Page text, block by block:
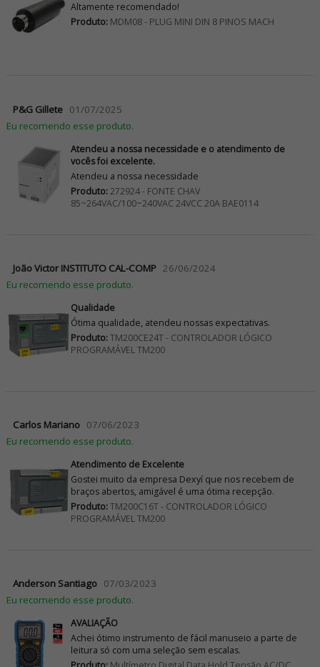
Altamente recomendado!
Produto:MDM08 - PLUG MINI DIN 8 PINOS MACH
P&G Gillete 01/07/2025
Eu recomendo esse produto.
Atendeu a nossa necessidade e o atendimento de
vocês foi excelente.
Atendeu a nossa necessidade
Produto:272924 - FONTE CHAV
85~264VAC/100~240VAC 24VCC 20A BAE0114
João Victor INSTITUTO CAL-COMP 26/06/2024
Eu recomendo esse produto.
Qualidade
Ótima qualidade, atendeu nossas expectativas.
Produto:TM200CE24T - CONTROLADOR LÓGICO
PROGRAMÁVEL TM200
Carlos Mariano 07/06/2023
Eu recomendo esse produto.
Atendimento de Excelente
Gostei muito da empresa Dexyí que nos recebem de
braços abertos, amigável é uma ótima recepção.
Produto:TM200C16T - CONTROLADOR LÓGICO
PROGRAMÁVEL TM200
Anderson Santiago 07/03/2023
Eu recomendo esse produto.
AVALIAÇÃO
Achei ótimo instrumento de fácil manuseio a parte de
leitura só com uma seleção sem escalas.